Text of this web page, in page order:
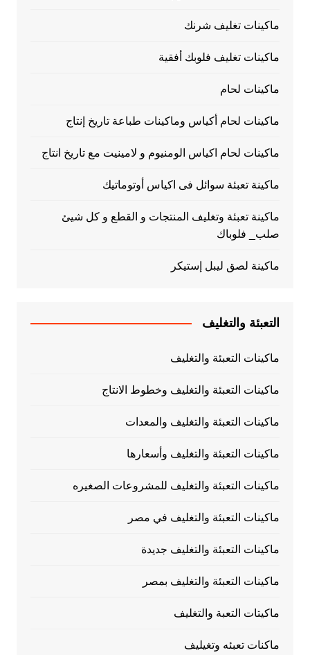
ماكينات تغليف شرنك
ماكينات تغليف فلوبك أفقية
ماكينات لحام
ماكينات لحام أكياس وماكينات طباعة تاريخ إنتاج
ماكينات لحام اكياس الومنيوم و لامينيت مع تاريخ انتاج
ماكينة تعبئة سوائل فى اكياس أوتوماتيك
ماكينة تعبئة وتغليف المنتجات و القطع و كل شيئ
صلب_ فلوباك
ماكينة لصق ليبل إستيكر
التعبئة والتغليف
ماكينات التعبئة والتغليف
ماكينات التعبئة والتغليف وخطوط الانتاج
ماكينات التعبئة والتغليف والمعدات
ماكينات التعبئة والتغليف وأسعارها
ماكينات التعبئة والتغليف للمشروعات الصغيره
ماكينات التعبئة والتغليف في مصر
ماكينات التعبئة والتغليف جديدة
ماكينات التعبئة والتغليف بمصر
ماكيتات التعبة والتغليف
ماكنات تعبئه وتغيليف